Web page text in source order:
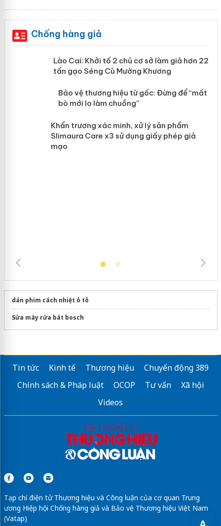
Chống hàng giả
Lào Cai: Khởi tố 2 chủ cơ sở làm giả
hơn 22 tấn gạo Séng Cù Mường
Bảo vệ thương hiệu từ gốc: Đừng để
“mất bò mới lo làm chuồng”
dán phim cách nhiệt ô tô
Sửa máy rửa bát bosch
Tin tức Kinh tế Thương hiệu
Chuyển động 389
Chính sách & Pháp luật
OCOP Tư vấn
Xã hội
Videos
Tạp chí điện tử Thương hiệu và Công luận của cơ quan Trung
ương Hiệp hội Chống hàng giả và Bảo vệ Thương hiệu Việt Nam
(Vatap)